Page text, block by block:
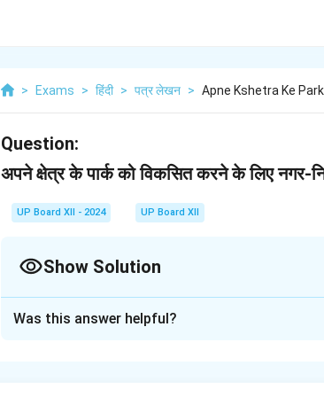
> Exams > हिंदी > पत्र लेखन > Apne Kshetra Ke
Question:
अपने क्षेत्र के पार्क को विकसित करने के लिए नगर-
UP Board XII - 2024 UP Board XII
Show Solution
Was this answer helpful?